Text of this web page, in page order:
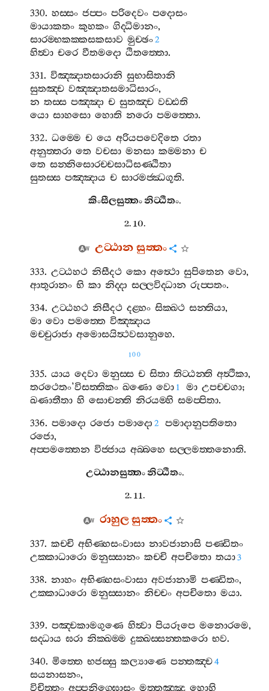
330.හස‍්සං ජප‍්පං පරිදෙවං පදොසං
මායාකතං කුහකං ගිද‍්ධිමානං,
සාරම‍්භකක‍්කසකසාව මුච‍්ඡං2
හිත්‍වා චරෙ වීතමදො ඨිතත‍්තො.
331.විඤ‍්ඤාතසාරානි සුභාසිතානි
සුතඤ‍්ච වඤ‍්ඤාතසමාධිසාරං,
න තස‍්ස පඤ‍්ඤා ච සුතඤ‍්ච වඩ‍්ඪති
යො සාහසො හොති නරො පමත‍්තො.
332.ධම‍්මෙ ච යෙ අරියපවෙදිතෙ රතා
අනුත‍්තරා තෙ වචසා මනසා කම‍්මනා ච
තෙ සන‍්නිසොරච‍්චසාධිසණ‍්ඨිතා
සුතස‍්ස පඤ‍්ඤාය ච සාරමජ‍්ඣගූති.
කිංසීලසුත‍්තංනිට‍්ඨිතං.
2. 10.
උට‍්ඨානසුත‍්තං
333.උට‍්ඨහථ නිසීදථ කො අත්‍ථො සුපිතෙන වො,
ආතුරානං භි කා නිද‍්දා සල‍්ලවිද‍්ධාන රුප‍්පතං.
334.උට‍්ඨහථ නිසීදථ දළ‍්හං සික‍්ඛථ සන‍්තියා,
මා වො පමත‍්තෙ විඤ‍්ඤාය
මච‍්චුරාජා අමොසයිත්‍ථවසානුහෙ.
100
335.යාය දෙවා මනුස‍්ස ච සිතා තිට‍්ඨන‍්ති අත්‍ථිකා,
තරථෙතං’විසත‍්තිකං ඛණො වො 1 මා උපච‍්චගා;
ඛණාතීතා හි සොචන‍්ති නිරයම‍්හි සමප‍්පිතා.
336.පමාදො රජො පමාදො 2
පමාදානුපතිතො
රජො,
අප‍්පමත‍්තෙන විජ‍්ජාය අබ‍්බහෙ සල‍්ලමත‍්තනොති.
උට‍්ඨානසුත‍්තංනිට‍්ඨිතං.
2. 11.
රාහුලසුත‍්තං
337.කච‍්චි අභිණ‍්හසංවාසා නාවජානාසි පණ‍්ඩිතං
උක‍්කාධාරො මනුස‍්සානං කච‍්චි අපචිතො තයා3
338.නාහං අභිණ‍්හසංවාසා අවජානාමි පණ‍්ඩිතං,
උක‍්කාධාරො මනුස‍්සානං නිච‍්චං අපචිතො මයා.
339.පඤ‍්චකාමගුණෙ හිත්‍වා පියරූපෙ මනොරමෙ,
සද‍්ධාය ඝරා නික‍්ඛම‍්ම දුක‍්ඛස‍්සන‍්තකරො භව.
340.මිත‍්තෙ භජස‍්සු කල්‍යාණෙ පන‍්තඤ‍්ච4
සයනාසනං,
විචිත‍්තං අප‍්පනිග‍්ඝොසං මත‍්තඤ‍්ඤූ හොහි